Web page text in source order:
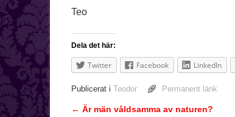
Teo
Dela det här:
Twitter Facebook LinkedIn
Publicerat i Teodor Permanent länk
Inläggsnavigering
← Är män våldsamma av naturen?